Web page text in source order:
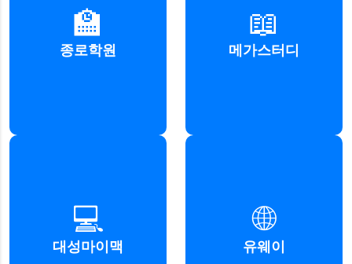
🏫
종로학원
명문대 진학을 목표로 한
체계적인 학습 관리와 강의 제공
자세히 보기
📖
메가스터디
강좌와 학습 솔루션 제공
자세히 보기
💻
대성마이맥
프리미엄 강의와 입시 전략을
제공하는 온라인 교육 플랫폼
자세히 보기
🌐
유웨이
대입 원서 접수와 입시 정보를
제공하는 전문 플랫폼
자세히 보기